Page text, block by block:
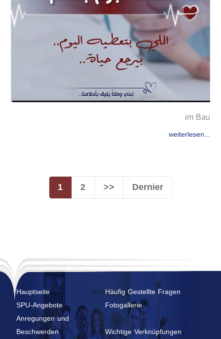
im Bau
weiterlesen...
1 2 >> Dernier
Hauptseite
Häufig Gestellte Fragen
SPU-Angebote
Fotogallerie
Anregungen und
Beschwerden
Wichtige Verknüpfungen